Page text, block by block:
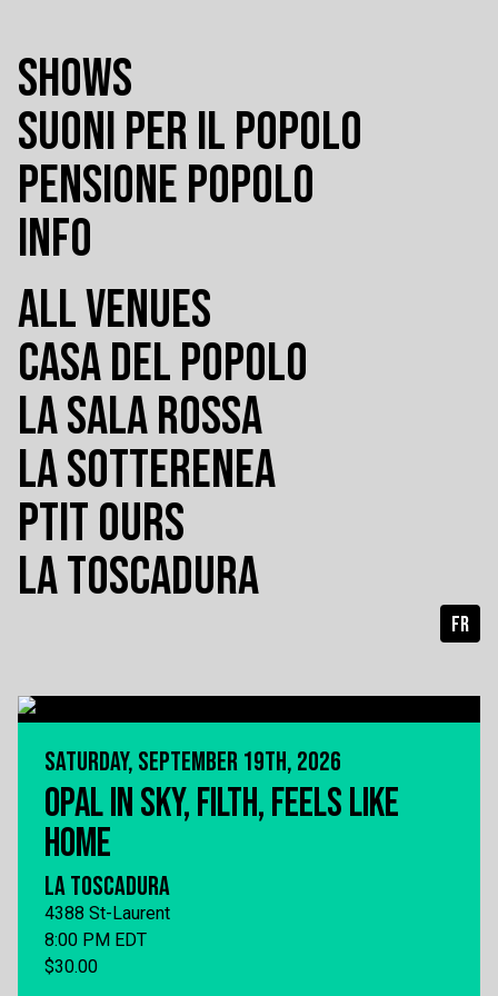
SHOWS
SUONI PER IL POPOLO
PENSIONE POPOLO
INFO
ALL VENUES
CASA DEL POPOLO
LA SALA ROSSA
LA SOTTERENEA
PTIT OURS
LA TOSCADURA
FR
SATURDAY, SEPTEMBER 19TH, 2026
OPAL IN SKY, FILTH, FEELS LIKE
HOME
LA TOSCADURA
4388 St-Laurent
8:00 PM EDT
$30.00